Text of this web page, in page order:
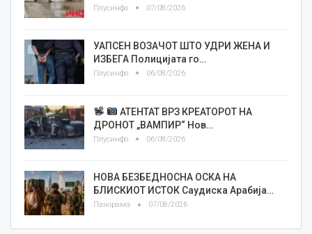
Плусинфо 07/08/2026
УАПСЕН ВОЗАЧОТ ШТО УДРИ ЖЕНА И
ИЗБЕГА Полицијата го…
Плусинфо 06/08/2026
АТЕНТАТ ВРЗ КРЕАТОРОТ НА
ДРОНОТ „ВАМПИР“ Нов…
Плусинфо 06/08/2026
НОВА БЕЗБЕДНОСНА ОСКА НА
БЛИСКИОТ ИСТОК Саудиска Арабија…
Панорама 07/08/2026